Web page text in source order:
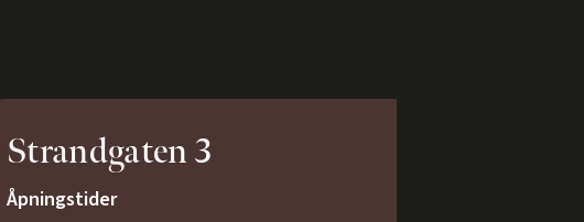
Strandgaten 3
Åpningstider